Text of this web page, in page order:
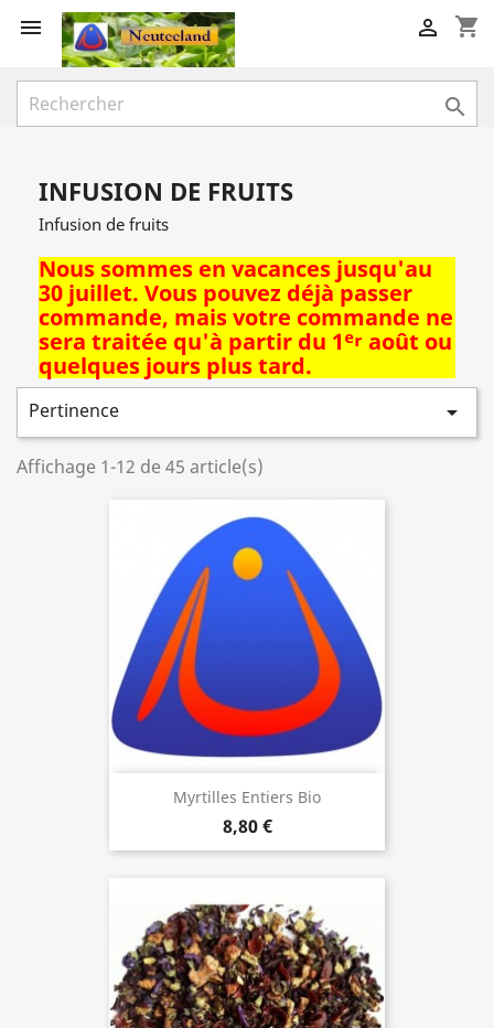
 shopping_cart


INFUSION DE FRUITS
Infusion de fruits
Nous sommes en vacances jusqu'au
30 juillet. Vous pouvez déjà passer
commande, mais votre commande ne
sera traitée qu'à partir du 1ᵉʳ août ou
quelques jours plus tard.
Pertinence 
Affichage 1-12 de 45 article(s)
Myrtilles Entiers Bio
8,80 €